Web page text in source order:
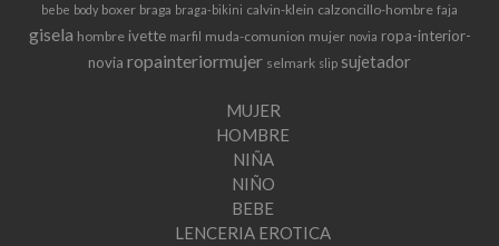
bebe body boxer braga braga-bikini calvin-klein calzoncillo-hombre faja
gisela hombre ivette marfil muda-comunion mujer novia ropa-interior-
novia ropainteriormujer selmark slip sujetador
MUJER
HOMBRE
NIÑA
NIÑO
BEBE
LENCERIA EROTICA